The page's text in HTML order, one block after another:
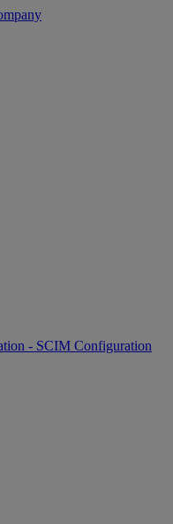
- SCIM Configuration